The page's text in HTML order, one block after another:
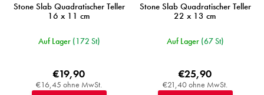
Stone Slab Quadratischer Teller
16 x 11 cm
Auf Lager (172 St)
€16,45 ohne MwSt.
€19,90
Stone Slab Quadratischer Teller
22 x 13 cm
Auf Lager (67 St)
€21,40 ohne MwSt.
€25,90